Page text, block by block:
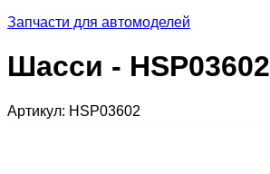
Запчасти для автомоделей
Шасси - HSP03602
Артикул: HSP03602